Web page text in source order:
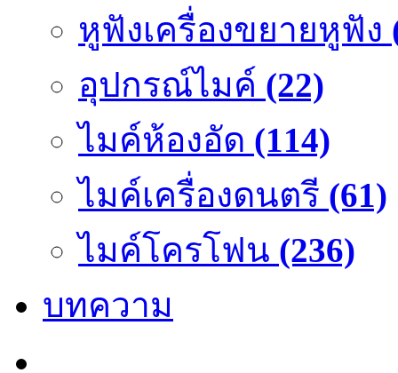
หูฟังเครื่องขยายหูฟัง
อุปกรณ์ไมค์ (22)
ไมค์ห้องอัด (114)
ไมค์เครื่องดนตรี (61)
ไมค์โครโฟน (236)
บทความ